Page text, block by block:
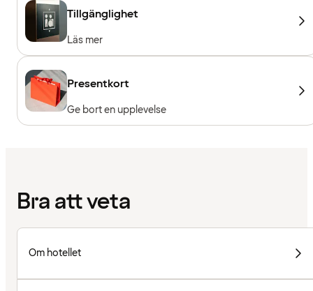
Tillgänglighet
Läs mer
Presentkort
Ge bort en upplevelse
Bra att veta
Om hotellet